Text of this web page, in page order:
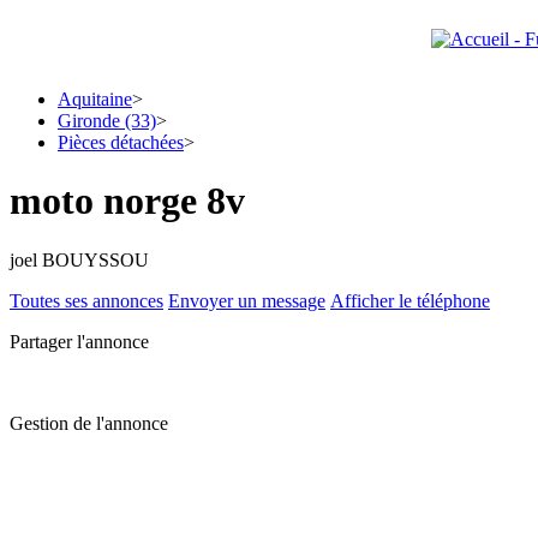
Aquitaine>
Gironde (33)>
Pièces détachées>
moto norge 8v
joel BOUYSSOU
Toutes ses annonces Envoyer un message Afficher le téléphone
Partager l'annonce
Gestion de l'annonce